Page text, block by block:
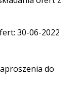
30-06-2022
do